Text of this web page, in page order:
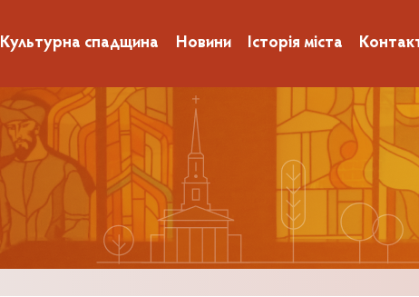
Культурна спадщина Новини Історія міста